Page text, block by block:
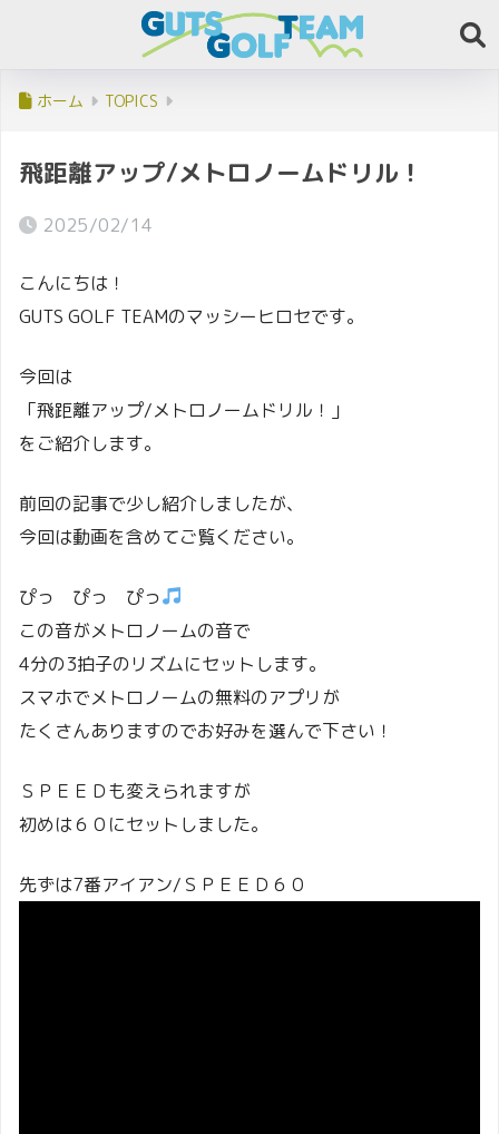
ホーム TOPICS
飛距離アップ/メトロノームドリル！
2025/02/14
こんにちは！
GUTS GOLF TEAMのマッシーヒロセです。
今回は
「飛距離アップ/メトロノームドリル！」
をご紹介します。
前回の記事で少し紹介しましたが、
今回は動画を含めてご覧ください。
ぴっ ぴっ ぴっ
この音がメトロノームの音で
4分の3拍子のリズムにセットします。
スマホでメトロノームの無料のアプリが
たくさんありますのでお好みを選んで下さい！
ＳＰＥＥＤも変えられますが
初めは６０にセットしました。
先ずは7番アイアン/ＳＰＥＥＤ６０